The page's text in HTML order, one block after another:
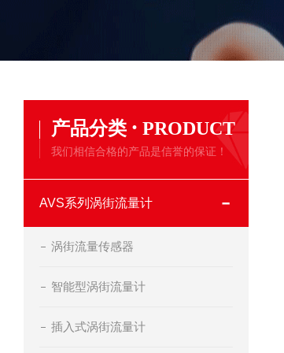
产品分类 · PRODUCT
我们相信合格的产品是信誉的保证！
AVS系列涡街流量计
涡街流量传感器
智能型涡街流量计
插入式涡街流量计